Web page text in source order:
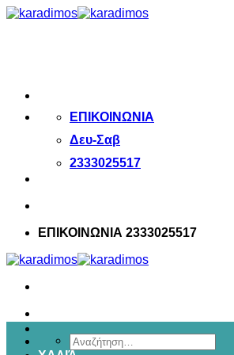
Μετάβαση
ΕΠΙΚΟΙΝΩΝΙΑ
Δευ-Σαβ
2333025517
ΕΠΙΚΟΙΝΩΝΙΑ 2333025517
Αναζήτηση